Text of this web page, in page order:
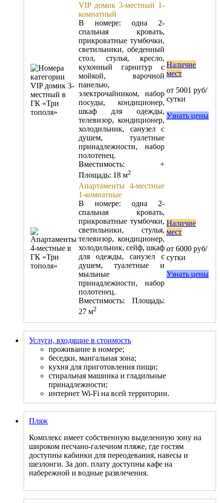
VIP домик 3-местный 1-
комнатный
В номере: одна 2-
спальная кровать,
прикроватные тумбочки,
светильники, обеденный
стол, стулья, кресло,
кухонный гарнитур с
мойкой, варочной
панелью,
электрочайником, набор
посуды, кондиционер,
шкаф для одежды,
телевизор, кондиционер,
холодильник, санузел с
душем, туалетные
принадлежности, набор
полотенец.
Вместимость: +
Площадь: 18 м2
Наличие
мест
от 5001 руб/
сутки
Узнать цены
Апартаменты 4-местные
1-комнатные
В номере: одна 2-
спальная кровать,
прикроватные тумбочки,
светильники, стулья,
телевизор, кондиционер,
холодильник, сейф, шкаф
для одежды, санузел с
душем, туалетные и
мыльные
принадлежности, набор
полотенец.
Вместимость: Площадь:
27 м2
Наличие
мест
от 6000 руб/
сутки
Узнать цены
Услуги, входящие в стоимость
проживание в номере;
беседки, мангальная зона;
кухня для приготовления пищи;
стиральная машинка и гладильные
принадлежности;
интернет Wi-Fi на всей территории.
Пляж
Комплекс имеет собственную выделенную зону на
широком песчано-галечном пляже, где гостям
доступны кабинки для переодевания, навесы и
шезлонги. За доп. плату доступны кафе на
набережной и водные развлечения.